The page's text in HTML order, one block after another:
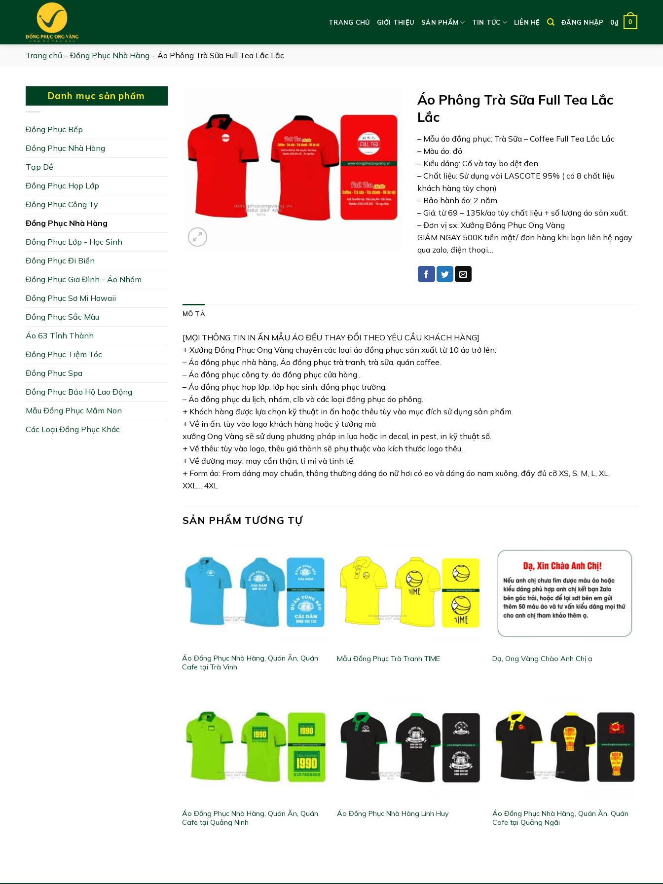
TRANG CHỦ GIỚI THIỆU SẢN PHẨM TIN TỨC LIÊN HỆ ĐĂNG NHẬP 0₫ 0
Trang chủ – Đồng Phục Nhà Hàng – Áo Phông Trà Sữa Full Tea Lắc Lắc
Danh mục sản phẩm
Đồng Phục Bếp
Đồng Phục Nhà Hàng
Tạp Dề
Đồng Phục Họp Lớp
Đồng Phục Công Ty
Đồng Phục Nhà Hàng
Đồng Phục Lớp - Học Sinh
Đồng Phục Đi Biển
Đồng Phục Gia Đình - Áo Nhóm
Đồng Phục Sơ Mi Hawaii
Đồng Phục Sắc Màu
Áo 63 Tỉnh Thành
Đồng Phục Tiệm Tóc
Đồng Phục Spa
Đồng Phục Bảo Hộ Lao Động
Mẫu Đồng Phục Mầm Non
Các Loại Đồng Phục Khác
Áo Phông Trà Sữa Full Tea Lắc
Lắc
– Mẫu áo đồng phục: Trà Sữa – Coffee Full Tea Lắc Lắc
– Màu áo: đỏ
– Kiểu dáng: Cổ và tay bo dệt đen.
– Chất liệu: Sử dụng vải LASCOTE 95% ( có 8 chất liệu
khách hàng tùy chọn)
– Bảo hành áo: 2 năm
– Giá: từ 69 – 135k/ao tùy chất liệu + số lượng áo sản xuất.
– Đơn vị sx: Xưởng Đồng Phục Ong Vàng
GIẢM NGAY 500K tiền mặt/ đơn hàng khi bạn liên hệ ngay
qua zalo, điện thoại…
MÔ TẢ
[MỌI THÔNG TIN IN ẤN MẪU ÁO ĐỀU THAY ĐỔI THEO YÊU CẦU KHÁCH HÀNG]
+ Xưởng Đồng Phục Ong Vàng chuyên các loại áo đồng phục sản xuất từ 10 áo trở lên:
– Áo đồng phục nhà hàng, Áo đồng phục trà tranh, trà sữa, quán coffee.
– Áo đồng phục công ty, áo đồng phục cửa hàng..
– Áo đồng phục họp lớp, lớp học sinh, đồng phục trường.
– Áo đồng phục du lịch, nhóm, clb và các loại đồng phục áo phông.
+ Khách hàng được lựa chọn kỹ thuật in ấn hoặc thêu tùy vào mục đích sử dụng sản phẩm.
+ Về in ấn: tùy vào logo khách hàng hoặc ý tưởng mà
xưởng Ong Vàng sẽ sử dụng phương pháp in lụa hoặc in decal, in pest, in kỹ thuật số.
+ Về thêu: tùy vào logo, thêu giá thành sẽ phụ thuộc vào kích thước logo thêu.
+ Về đường may: may cẩn thận, tỉ mỉ và tinh tế.
+ Form áo: From dáng may chuẩn, thông thường dáng áo nữ hơi có eo và dáng áo nam xuông, đầy đủ cỡ XS, S, M, L, XL,
XXL….4XL
SẢN PHẨM TƯƠNG TỰ
Áo Đồng Phục Nhà Hàng, Quán Ăn, Quán
Cafe tại Trà Vinh
Mẫu Đồng Phục Trà Tranh TIME Dạ, Ong Vàng Chào Anh Chị ạ
Áo Đồng Phục Nhà Hàng, Quán Ăn, Quán
Cafe tại Quảng Ninh
Áo Đồng Phục Nhà Hàng Linh Huy
Áo Đồng Phục Nhà Hàng, Quán Ăn, Quán
Cafe tại Quảng Ngãi